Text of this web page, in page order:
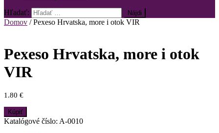
Hľadať:
Domov / Pexeso Hrvatska, more i otok VIR
Pexeso Hrvatska, more i otok
VIR
1.80 €
Kúpiť
Katalógové číslo: A-0010